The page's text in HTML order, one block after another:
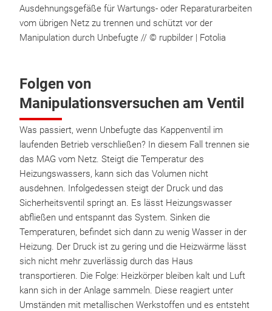
Ausdehnungsgefäße für Wartungs- oder Reparaturarbeiten
vom übrigen Netz zu trennen und schützt vor der
Manipulation durch Unbefugte // © rupbilder | Fotolia
Folgen von
Manipulationsversuchen am Ventil
Was passiert, wenn Unbefugte das Kappenventil im
laufenden Betrieb verschließen? In diesem Fall trennen sie
das MAG vom Netz. Steigt die Temperatur des
Heizungswassers, kann sich das Volumen nicht
ausdehnen. Infolgedessen steigt der Druck und das
Sicherheitsventil springt an. Es lässt Heizungswasser
abfließen und entspannt das System. Sinken die
Temperaturen, befindet sich dann zu wenig Wasser in der
Heizung. Der Druck ist zu gering und die Heizwärme lässt
sich nicht mehr zuverlässig durch das Haus
transportieren. Die Folge: Heizkörper bleiben kalt und Luft
kann sich in der Anlage sammeln. Diese reagiert unter
Umständen mit metallischen Werkstoffen und es entsteht